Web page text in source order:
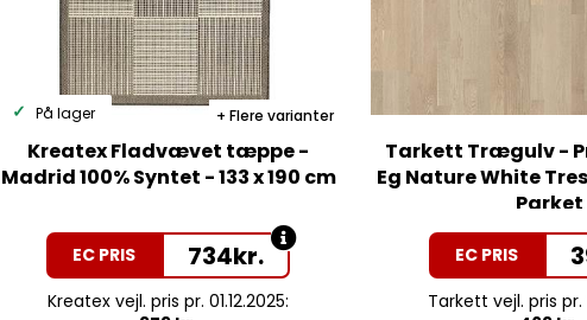
Flere varianter
På lager
Kreatex Fladvævet tæppe -
Madrid 100% Syntet - 133 x 190 cm
EC PRIS 734kr.
Kreatex vejl. pris pr. 01.12.2025:
Tarkett Trægulv -
Eg Nature White
Parket
EC PRIS
Tarkett vejl. pris pr.